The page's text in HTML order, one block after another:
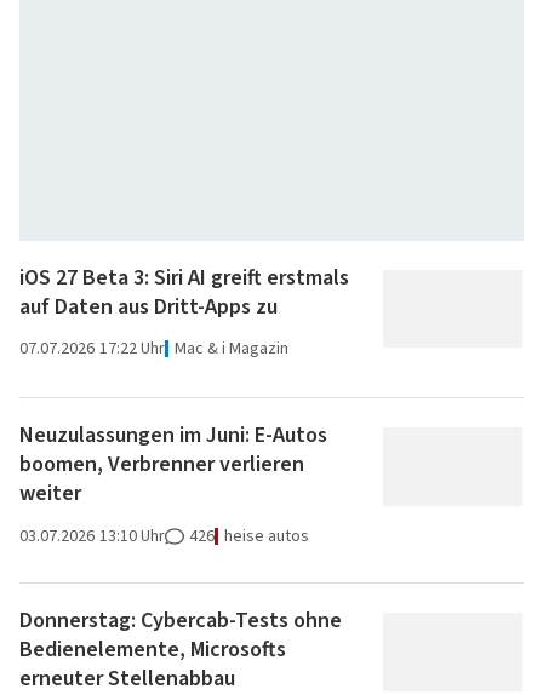
iOS 27 Beta 3: Siri AI greift erstmals
auf Daten aus Dritt-Apps zu
07.07.2026 17:22 Uhr Mac & i Magazin
Neuzulassungen im Juni: E-Autos
boomen, Verbrenner verlieren
weiter
03.07.2026 13:10 Uhr 426 heise autos
Donnerstag: Cybercab-Tests ohne
Bedienelemente, Microsofts
erneuter Stellenabbau